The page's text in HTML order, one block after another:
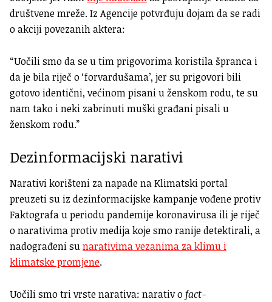
društvene mreže. Iz Agencije potvrđuju dojam da se radi
o akciji povezanih aktera:
“Uočili smo da se u tim prigovorima koristila špranca i
da je bila riječ o ‘forvardušama’, jer su prigovori bili
gotovo identični, većinom pisani u ženskom rodu, te su
nam tako i neki zabrinuti muški građani pisali u
ženskom rodu.”
Dezinformacijski narativi
Narativi korišteni za napade na Klimatski portal
preuzeti su iz dezinformacijske kampanje vođene protiv
Faktografa u periodu pandemije koronavirusa ili je riječ
o narativima protiv medija koje smo ranije detektirali, a
nadograđeni sunarativima vezanima za klimu i
klimatske promjene.
Uočili smo tri vrste narativa: narativ ofact-